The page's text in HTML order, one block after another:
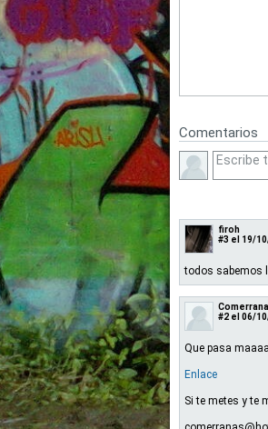
Comentarios
firoh
#3 el 19/
todos sabemos
#2 el 06/
Que pasa
Enlace
Si te metes y te